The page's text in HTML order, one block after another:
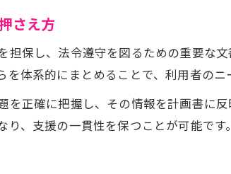
健康・生活、運動・感覚の具体的記載例
人間関係・社会性領域の目標設定のコ
全計画のひな形や具体例を徹底解説
放課後等デイサービス安全計画の基本
さえ方
保し、法令遵守を図るための重要な
体系的にまとめることで、利用者のニ
正確に把握し、その情報を計画書に
、支援の一貫性を保つことが可能で